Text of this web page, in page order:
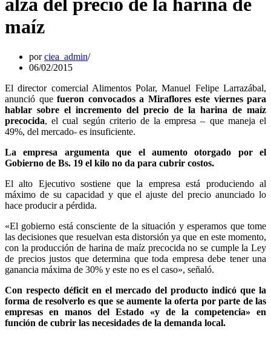
alza del precio de la harina de
maíz
porciea_admin
06/02/2015
El director comercial Alimentos Polar, Manuel Felipe Larrazábal,
anunció quefueron convocados a Miraflores este viernes para
hablar sobre el incremento del precio de la harina de maíz
precocida, el cual según criterio de la empresa – que maneja el
49%, del mercado- es insuficiente.
La empresa argumenta que el aumento otorgado por el
Gobierno de Bs. 19 el kilo no da para cubrir costos.
El alto Ejecutivo sostiene que la empresa está produciendo al
máximo de su capacidad y que el ajuste del precio anunciado lo
hace producir a pérdida.
«El gobierno está consciente de la situación y esperamos que tome
las decisiones que resuelvan esta distorsión ya que en este momento,
con la producción de harina de maíz precocida no se cumple la Ley
de precios justos que determina que toda empresa debe tener una
ganancia máxima de 30% y este no es el caso», señaló.
Con respecto déficit en el mercado del producto indicó que la
forma de resolverlo es que se aumente la oferta por parte de las
empresas en manos del Estado «y de la competencia» en
función de cubrir las necesidades de la demanda local.